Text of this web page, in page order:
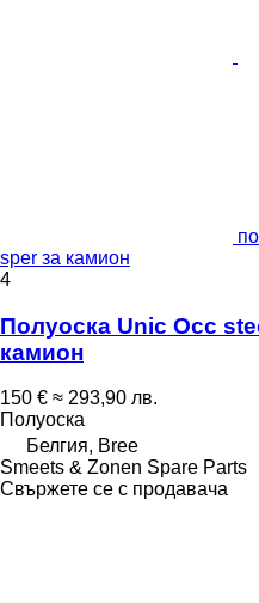
sper за камион
4
Полуоска Unic Occ
камион
150 € ≈ 293,90 лв.
Полуоска
Белгия, Bree
Smeets & Zonen Spare Parts
Свържете се с продавача